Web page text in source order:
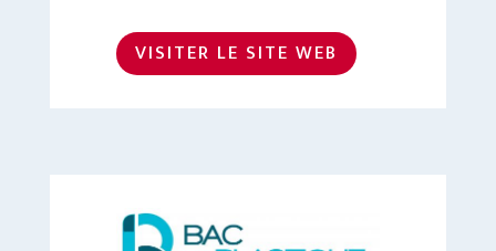
VISITER LE SITE WEB